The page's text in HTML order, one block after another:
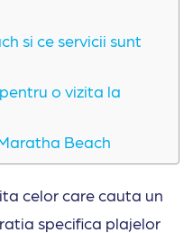
si ce servicii sunt
o vizita la
Beach
celor care cauta un
specifica plajelor